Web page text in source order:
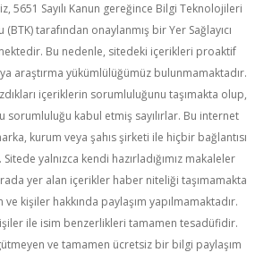
5651 Sayılı Kanun gereğince Bilgi Teknolojileri
tarafından onaylanmış bir Yer Sağlayıcı
Bu nedenle, sitedeki içerikleri proaktif
araştırma yükümlülüğümüz bulunmamaktadır.
içeriklerin sorumluluğunu taşımakta olup,
sorumluluğu kabul etmiş sayılırlar. Bu internet
kurum veya şahıs şirketi ile hiçbir bağlantısı
yalnızca kendi hazırladığımız makaleler
yer alan içerikler haber niteliği taşımamakta
kişiler hakkında paylaşım yapılmamaktadır.
ile isim benzerlikleri tamamen tesadüfidir.
ve tamamen ücretsiz bir bilgi paylaşım